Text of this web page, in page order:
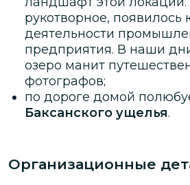
рукотворное, появилось
деятельности
предприятия. В наши
озеро манит
фотографов;
по дороге домой
Баксанского ущелья.
Организационные